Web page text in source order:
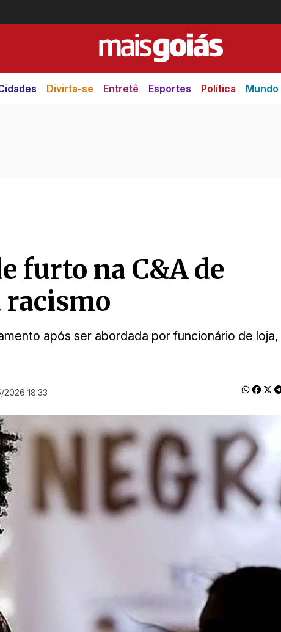
Divirta-se Entretê Esportes Política Mundo
furto na C&A de
racismo
após ser abordada por funcionário de loja,
2026 18:33